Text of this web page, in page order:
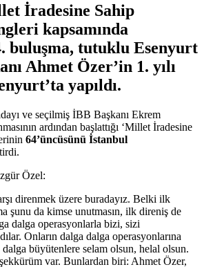
İradesine Sahip
kapsamında
buluşma, tutuklu Esenyurt
Ahmet Özer’in 1. yılı
yapıldı.
ve seçilmiş İBB Başkanı Ekrem
ardından başlattığı ‘Millet İradesine
64’üncüsünü İstanbul
Özel:
direnmek üzere buradayız. Belki ilk
şunu da kimse unutmasın, ilk direniş de
dalga operasyonlarla bizi, sizi
Onların dalga dalga operasyonlarına
büyütenlere selam olsun, helal olsun.
var. Bunlardan biri: Ahmet Özer,